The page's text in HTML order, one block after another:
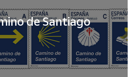
de Santiago